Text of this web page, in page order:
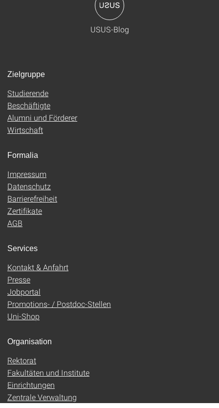
USUS-Blog
Zielgruppe
Studierende
Beschäftigte
Alumni und Förderer
Wirtschaft
Formalia
Impressum
Datenschutz
Barrierefreiheit
Zertifikate
AGB
Services
Kontakt & Anfahrt
Presse
Jobportal
Promotions- / Postdoc-Stellen
Uni-Shop
Organisation
Rektorat
Fakultäten und Institute
Einrichtungen
Zentrale Verwaltung